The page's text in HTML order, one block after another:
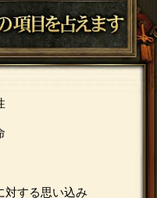
対する思い込み